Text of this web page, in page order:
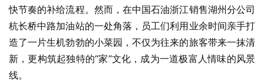
快节奏的补给流程。然而，在中国石油浙江销售湖州分公司
杭长桥中路加油站的一处角落，员工们利用业余时间亲手打
造了一片生机勃勃的小菜园，不仅为往来的旅客带来一抹清
新，更构筑起独特的“家”文化，成为一道极富人情味的风景
线。